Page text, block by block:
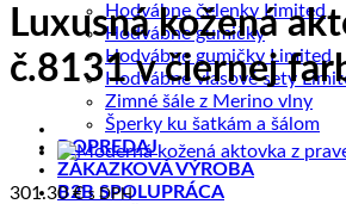
Hodvábne čelenky Limited
Hodvábne gumičky
Hodvábne gumičky Limited
Hodvábne vlasové sety
Zimné šále z Merino vlny
Šperky ku šatkám a šálom
DOPREDAJ
ZÁKAZKOVÁ VÝROBA
B2B SPOLUPRÁCA
Luxusná kožená
č.8131 v čiernej
301.30€ s DPH